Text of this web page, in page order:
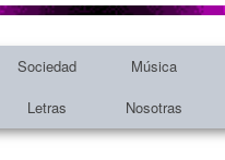
Sociedad Música
Letras Nosotras